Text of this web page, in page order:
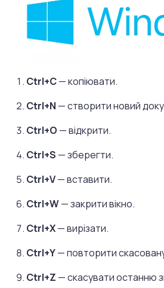
Ctrl+C— копіювати.
Ctrl+N — створити новий
Ctrl+O — відкрити.
Ctrl+S — зберегти.
Ctrl+V— вставити.
Ctrl+W— закрити вікно.
Ctrl+X— вирізати.
Ctrl+Y— повторити
Ctrl+Z — скасувати останню